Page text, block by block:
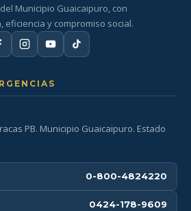
Municipio Guaicaipuro, con
eficiencia y compromiso social.
PB. Municipio Guaicaipuro. Estado
0-800-4824220
0424-178-9609